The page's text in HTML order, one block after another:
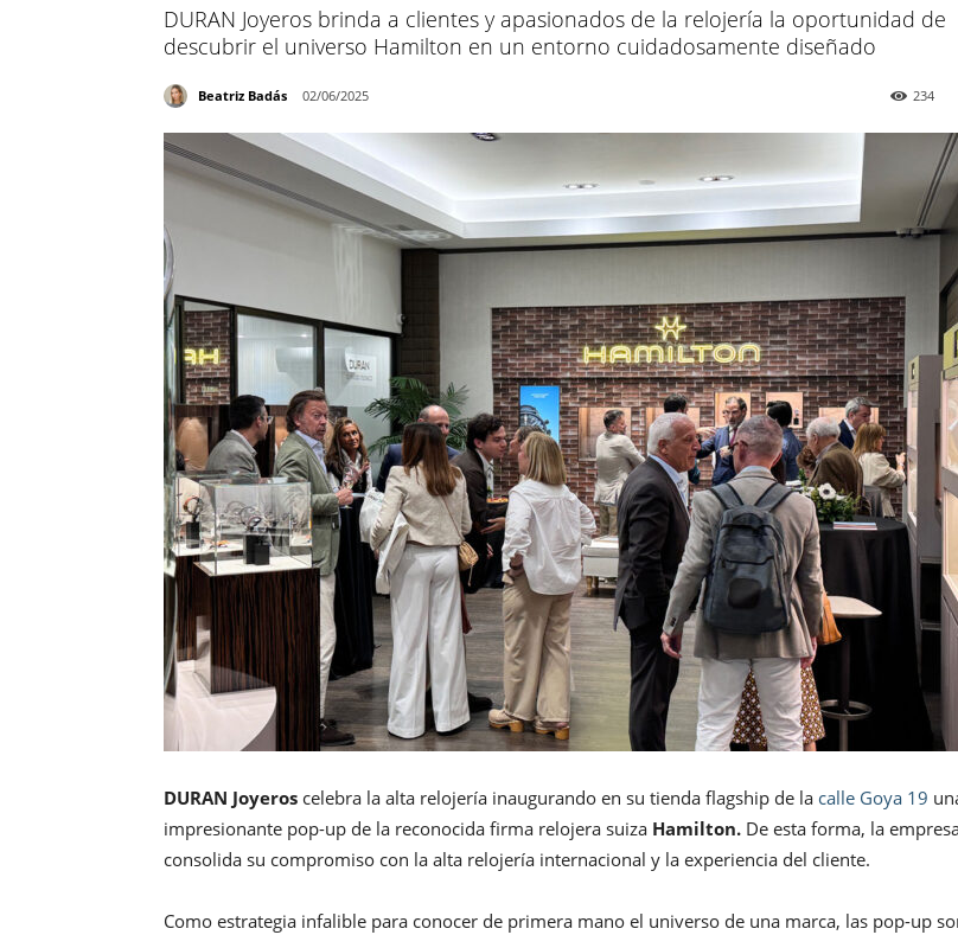
DURAN Joyeros brinda a clientes y apasionados de la relojería la oportunidad de
descubrir el universo Hamilton en un entorno cuidadosamente diseñado
Beatriz Badás 02/06/2025 234
DURAN Joyeros celebra la alta relojería inaugurando en su tienda flagship de la calle Goya 19
impresionante pop-up de la reconocida firma relojera suiza Hamilton. De esta forma, la
consolida su compromiso con la alta relojería internacional y la experiencia del cliente.
Como estrategia infalible para conocer de primera mano el universo de una marca, las pop-up